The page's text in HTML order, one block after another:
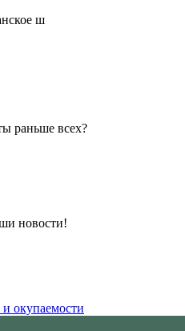
ш
раньше всех?
новости!
и окупаемости